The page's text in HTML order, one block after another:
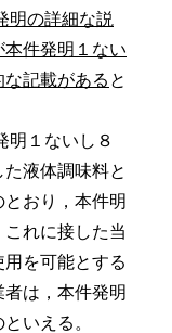
明の詳細な説
件発明１ない
記載がある と
１ないし８
液体調味料と
おり，本件明
れに接した当
を可能とする
は，本件発明
いえる。